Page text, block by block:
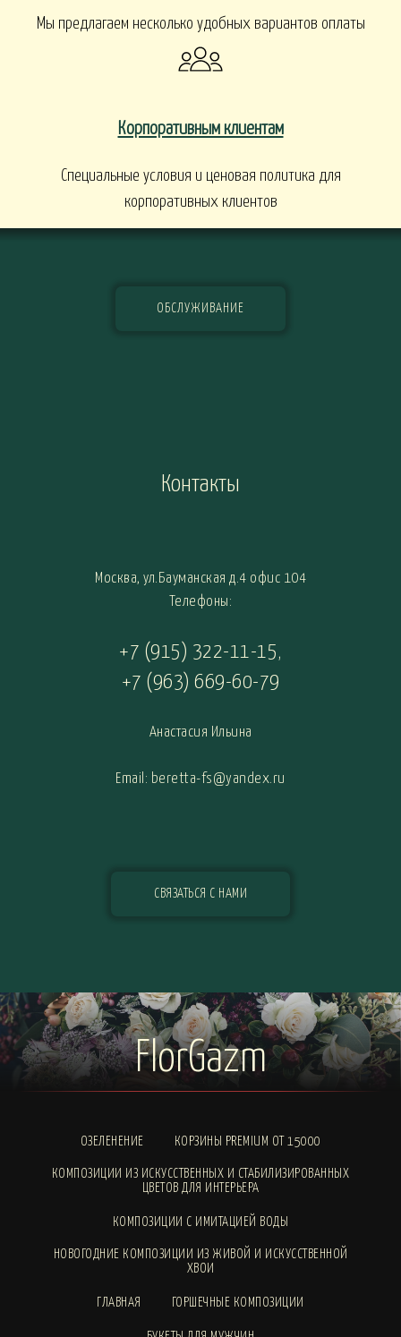
Мы предлагаем несколько удобных вариантов оплаты
Корпоративным клиентам
Специальные условия и ценовая политика для
корпоративных клиентов
ОБСЛУЖИВАНИЕ
Контакты
Москва, ул.Бауманская д.4 офис 104
Телефоны:
+7 (915) 322-11-15,
+7 (963) 669-60-79
Анастасия Ильина
Email: beretta-fs@yandex.ru
СВЯЗАТЬСЯ С НАМИ
FlorGazm
ОЗЕЛЕНЕНИЕ КОРЗИНЫ PREMIUM ОТ 15000
КОМПОЗИЦИИ ИЗ ИСКУССТВЕННЫХ И СТАБИЛИЗИРОВАННЫХ
ЦВЕТОВ ДЛЯ ИНТЕРЬЕРА
КОМПОЗИЦИИ С ИМИТАЦИЕЙ ВОДЫ
НОВОГОДНИЕ КОМПОЗИЦИИ ИЗ ЖИВОЙ И ИСКУССТВЕННОЙ
ХВОИ
ГЛАВНАЯ ГОРШЕЧНЫЕ КОМПОЗИЦИИ